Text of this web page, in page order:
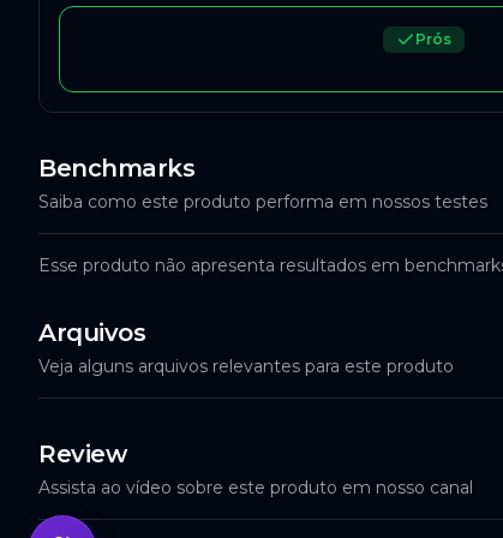
Prós
Benchmarks
Saiba como este produto performa em nossos testes
Esse produto não apresenta resultados em
Arquivos
Veja alguns arquivos relevantes para este produto
Review
Assista ao vídeo sobre este produto em nosso canal